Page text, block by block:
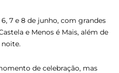
7 e 8 de junho, com grandes
e Menos é Mais, além de
noite.
de celebração, mas